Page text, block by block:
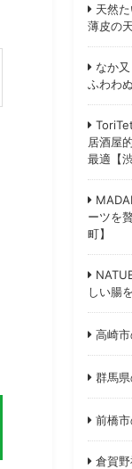
天然
薄皮の
なか
ふわわ
居酒屋
最適【
ーツを
町】
しい腸
高崎
群馬
前橋
倉賀